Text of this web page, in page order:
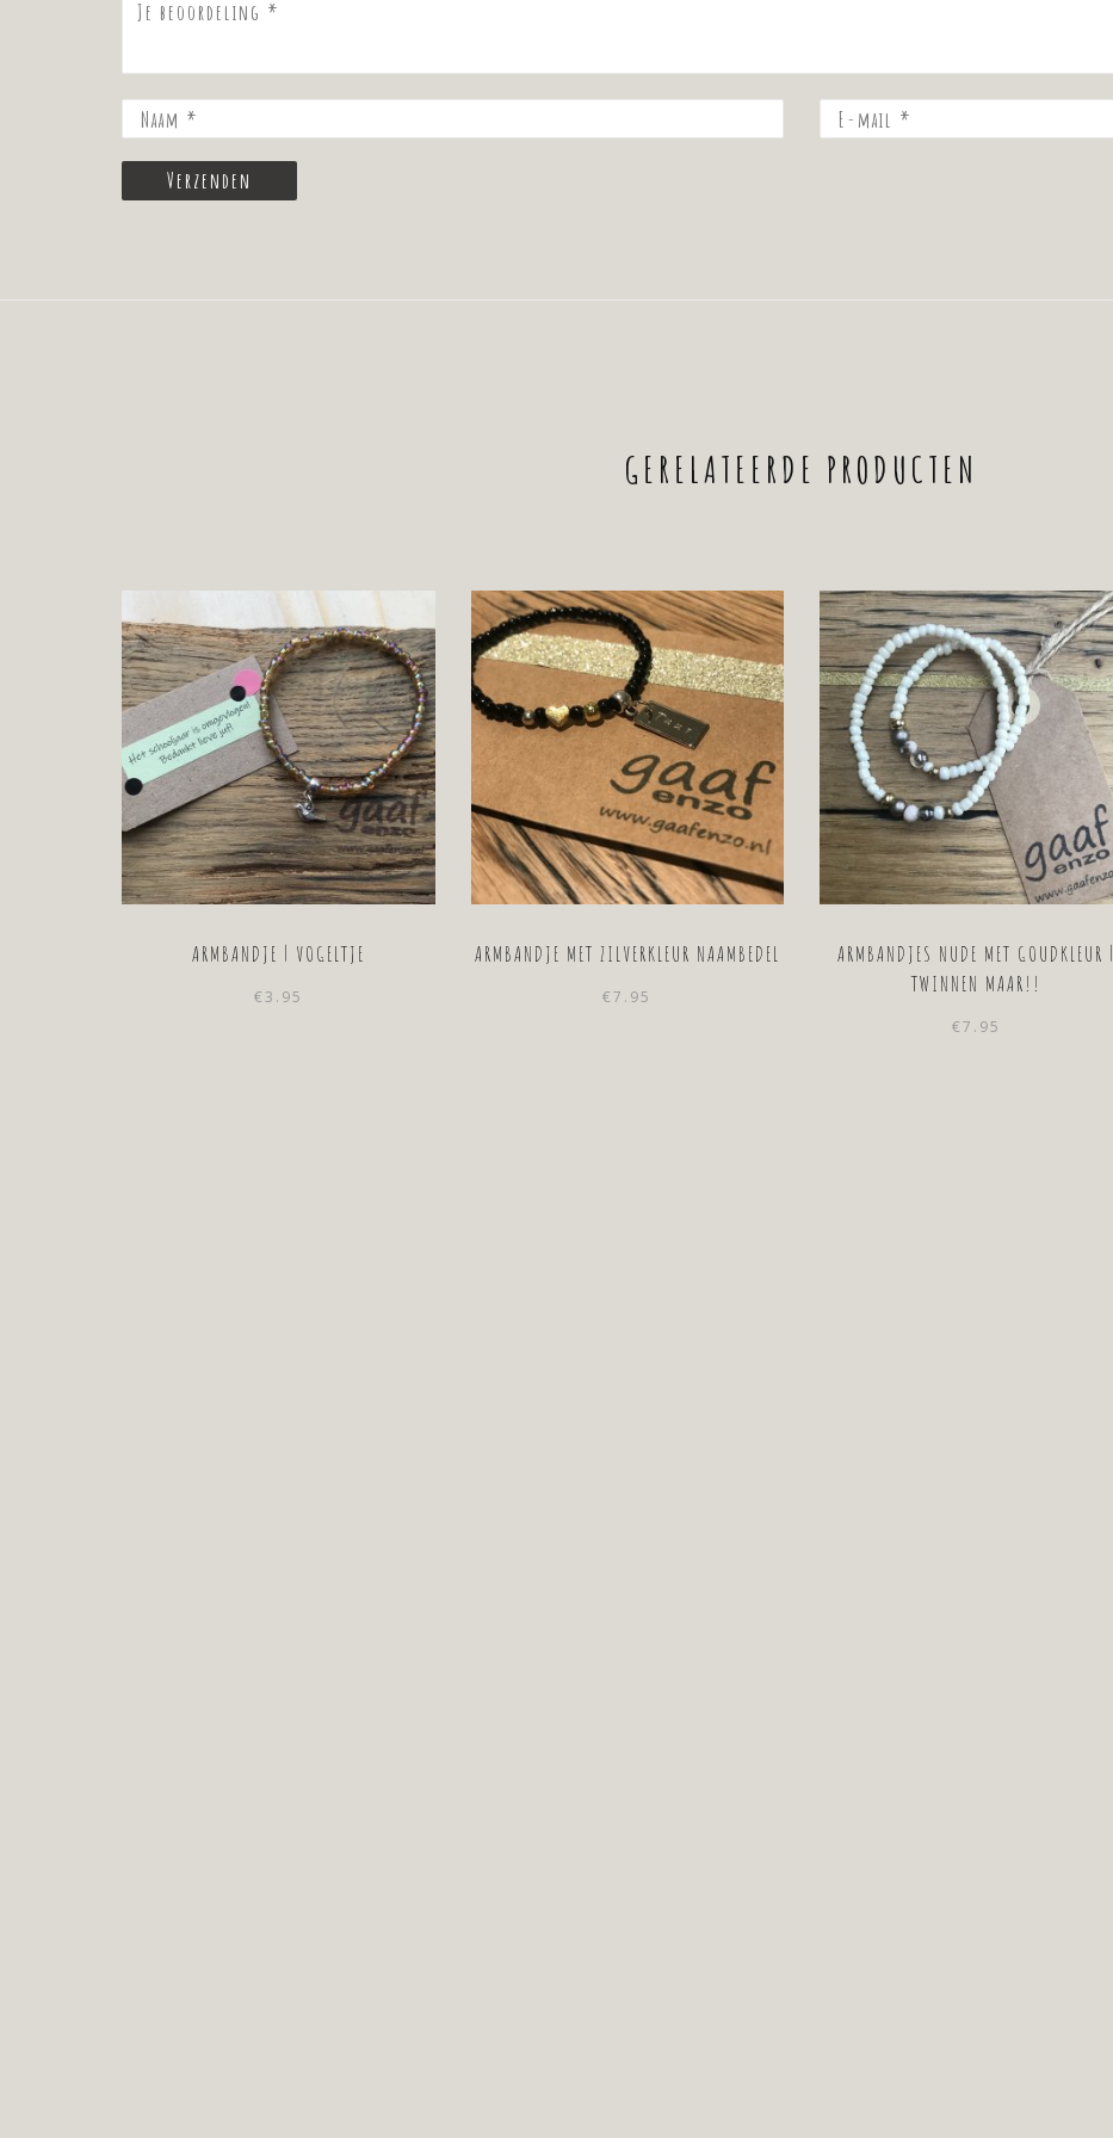
GERELATEERDE PRODUCTEN
ARMBANDJE | VOGELTJE
€3.95
ARMBANDJE MET ZILVERKLEUR NAAMBEDEL
€7.95
ARMBANDJES NUDE MET GOUDKLEUR |
TWINNEN MAAR!!
€7.95